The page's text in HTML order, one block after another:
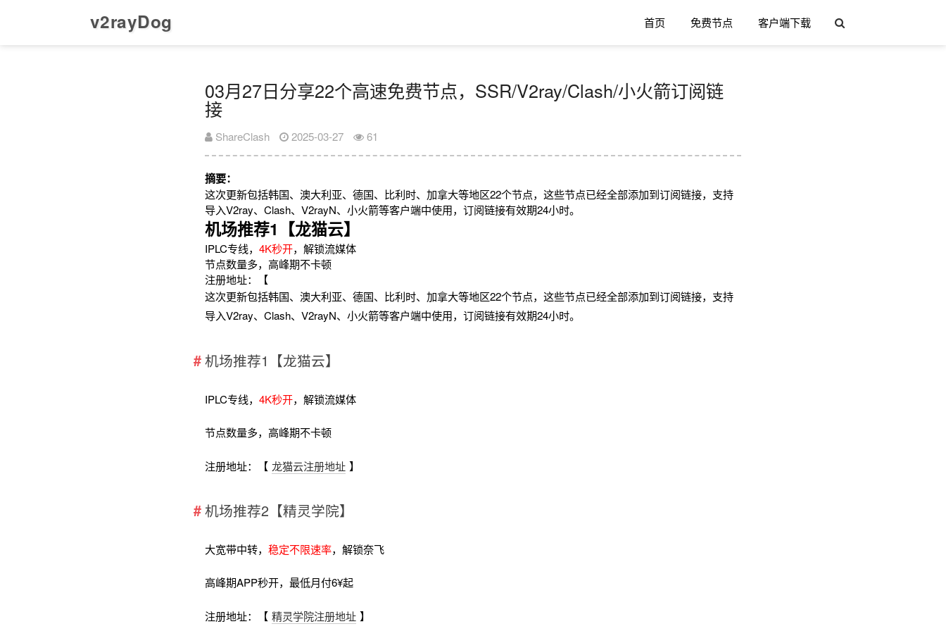
v2rayDog 首页 免费节点 客户端下载
03月27日分享22个高速免费节点，SSR/V2ray/Clash/小火箭订阅链
接
ShareClash 2025-03-27 61
摘要：
这次更新包括韩国、澳大利亚、德国、比利时、加拿大等地区22个节点，这些节点已经全部添加到订阅链接，支持
导入V2ray、Clash、V2rayN、小火箭等客户端中使用，订阅链接有效期24小时。
机场推荐1【龙猫云】
IPLC专线，4K秒开，解锁流媒体
节点数量多，高峰期不卡顿
注册地址：【
这次更新包括韩国、澳大利亚、德国、比利时、加拿大等地区22个节点，这些节点已经全部添加到订阅链接，支持
导入V2ray、Clash、V2rayN、小火箭等客户端中使用，订阅链接有效期24小时。
机场推荐1【龙猫云】
IPLC专线，4K秒开，解锁流媒体
节点数量多，高峰期不卡顿
注册地址：【 龙猫云注册地址 】
机场推荐2【精灵学院】
大宽带中转，稳定不限速率，解锁奈飞
高峰期APP秒开，最低月付6¥起
注册地址：【 精灵学院注册地址 】